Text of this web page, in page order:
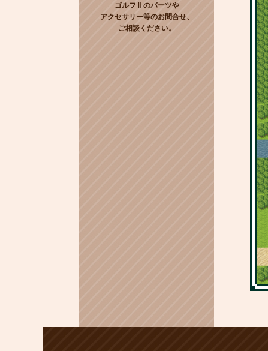
ゴルフⅡのパーツや
アクセサリー等のお問合せ、
ご相談ください。